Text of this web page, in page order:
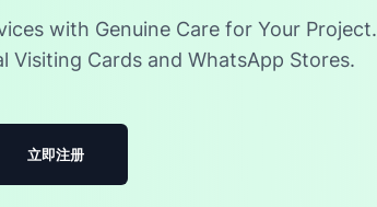
with Genuine Care for Your Project.
Visiting Cards and WhatsApp Stores.
立即注册